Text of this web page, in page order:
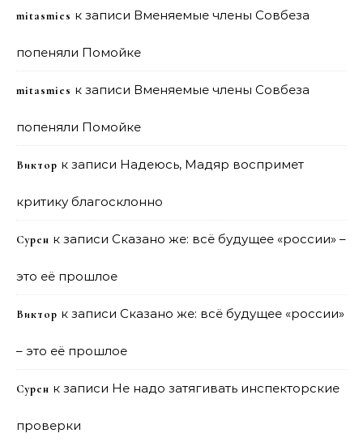
mitasmies к записи Вменяемые члены Совбеза
попеняли Помойке
mitasmies к записи Вменяемые члены Совбеза
попеняли Помойке
Виктор к записи Надеюсь, Мадяр воспримет
критику благосклонно
Сурен к записи Сказано же: всё будущее «россии» –
это её прошлое
Виктор к записи Сказано же: всё будущее «россии»
– это её прошлое
Сурен к записи Не надо затягивать инспекторские
проверки